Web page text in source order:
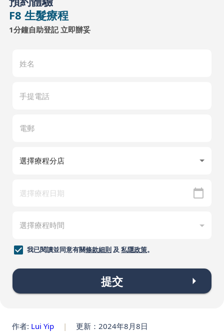
F8 生髮療程
1分鐘自助登記 立即辦妥
我已閱讀並同意有關條款細則及 私隱政策。
提交
作者: Lui Yip | 更新：2024年8月8日